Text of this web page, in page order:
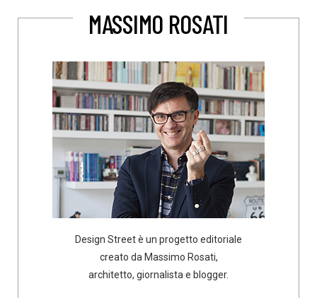
MASSIMO ROSATI
Design Street è un progetto editoriale
creato da Massimo Rosati,
architetto, giornalista e blogger.